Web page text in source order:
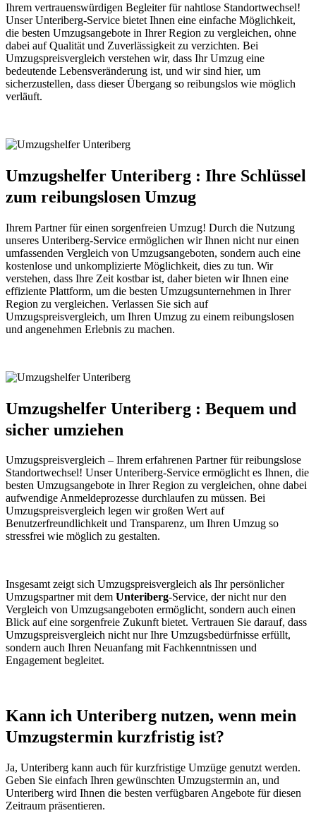
Ihrem vertrauenswürdigen Begleiter für nahtlose Standortwechsel!
Unser Unteriberg-Service bietet Ihnen eine einfache Möglichkeit,
die besten Umzugsangebote in Ihrer Region zu vergleichen, ohne
dabei auf Qualität und Zuverlässigkeit zu verzichten. Bei
Umzugspreisvergleich verstehen wir, dass Ihr Umzug eine
bedeutende Lebensveränderung ist, und wir sind hier, um
sicherzustellen, dass dieser Übergang so reibungslos wie möglich
verläuft.
Umzugshelfer Unteriberg : Ihre Schlüssel
zum reibungslosen Umzug
Ihrem Partner für einen sorgenfreien Umzug! Durch die Nutzung
unseres Unteriberg-Service ermöglichen wir Ihnen nicht nur einen
umfassenden Vergleich von Umzugsangeboten, sondern auch eine
kostenlose und unkomplizierte Möglichkeit, dies zu tun. Wir
verstehen, dass Ihre Zeit kostbar ist, daher bieten wir Ihnen eine
effiziente Plattform, um die besten Umzugsunternehmen in Ihrer
Region zu vergleichen. Verlassen Sie sich auf
Umzugspreisvergleich, um Ihren Umzug zu einem reibungslosen
und angenehmen Erlebnis zu machen.
Umzugshelfer Unteriberg : Bequem und
sicher umziehen
Umzugspreisvergleich – Ihrem erfahrenen Partner für reibungslose
Standortwechsel! Unser Unteriberg-Service ermöglicht es Ihnen, die
besten Umzugsangebote in Ihrer Region zu vergleichen, ohne dabei
aufwendige Anmeldeprozesse durchlaufen zu müssen. Bei
Umzugspreisvergleich legen wir großen Wert auf
Benutzerfreundlichkeit und Transparenz, um Ihren Umzug so
stressfrei wie möglich zu gestalten.
Insgesamt zeigt sich Umzugspreisvergleich als Ihr persönlicher
Umzugspartner mit dem Unteriberg-Service, der nicht nur den
Vergleich von Umzugsangeboten ermöglicht, sondern auch einen
Blick auf eine sorgenfreie Zukunft bietet. Vertrauen Sie darauf, dass
Umzugspreisvergleich nicht nur Ihre Umzugsbedürfnisse erfüllt,
sondern auch Ihren Neuanfang mit Fachkenntnissen und
Engagement begleitet.
Kann ich Unteriberg nutzen, wenn mein
Umzugstermin kurzfristig ist?
Ja, Unteriberg kann auch für kurzfristige Umzüge genutzt werden.
Geben Sie einfach Ihren gewünschten Umzugstermin an, und
Unteriberg wird Ihnen die besten verfügbaren Angebote für diesen
Zeitraum präsentieren.